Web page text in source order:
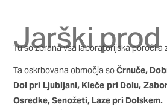
Jarški prod
Tu so zbrana vsa laboratorijska
Ta oskrbovana območja soČrnuče,
Dol pri Ljubljani, Kleče pri Dolu,
Osredke, Senožeti, Laze pri Dolskem.
tega spletnega mesta in
Obvezni piškotki
Ti piškotki so nujni za